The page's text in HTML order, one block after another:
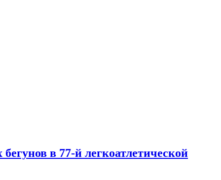
в 77-й легкоатлетической